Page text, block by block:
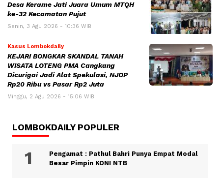
Desa Kerame Jati Juara Umum MTQH
ke-32 Kecamatan Pujut
Senin, 3 Agu 2026 - 10:36 WIB
Kasus Lombokdaily
KEJARI BONGKAR SKANDAL TANAH
WISATA LOTENG PMA Cangkang
Dicurigai Jadi Alat Spekulasi, NJOP
Rp20 Ribu vs Pasar Rp2 Juta
Minggu, 2 Agu 2026 - 15:06 WIB
LOMBOKDAILY POPULER
Pengamat : Pathul Bahri Punya Empat Modal
Besar Pimpin KONI NTB